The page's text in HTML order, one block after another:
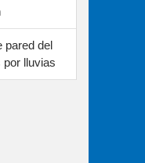
pared del
lluvias